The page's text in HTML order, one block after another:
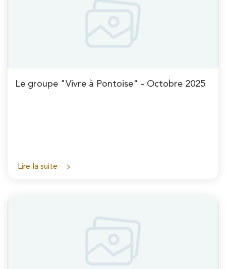
Le groupe "Vivre à Pontoise" - Octobre 2025
Lire la suite